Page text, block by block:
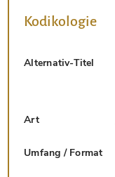
Kodikologie
Alternativ-Titel
Art
Umfang / Format